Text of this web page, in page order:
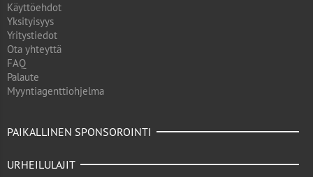
Käyttöehdot
Yksityisyys
Yritystiedot
Ota yhteyttä
FAQ
Palaute
Myyntiagenttiohjelma
PAIKALLINEN SPONSOROINTI
URHEILULAJIT